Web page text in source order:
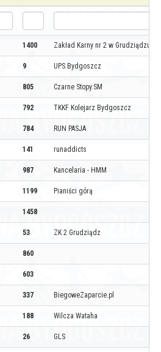
1400 Zakład Karny nr 2 w Grudziądzu
9 UPS Bydgoszcz
805 Czarne Stopy.SM
792 TKKF Kolejarz Bydgoszcz
784 RUN PASJA
141 runaddicts
987 Kancelaria - HMM
1199 Pianiści górą
1458
53 ZK 2 Grudziądz
860
603
337 BiegoweZaparcie.pl
188 Wilcza Wataha
26 GLS